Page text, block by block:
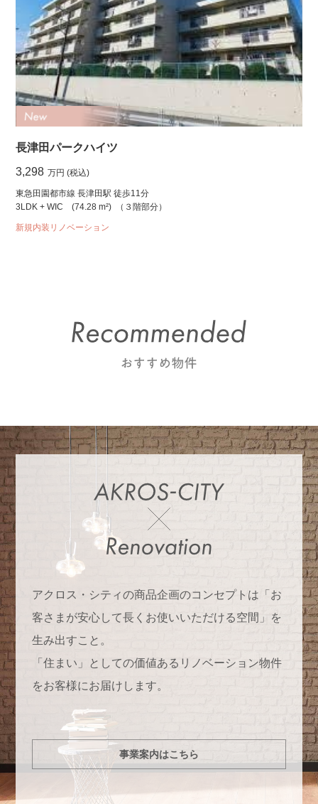
長津田パークハイツ
3,298 万円 (税込)
東急田園都市線 長津田駅 徒歩11分
3LDK + WIC
(74.28 m²) （３階部分）
新規内装リノベーション
アクロス・シティの商品企画のコンセプトは「お
客さまが安心して長くお使いいただける空間」を
生み出すこと。
「住まい」としての価値あるリノベーション物件
をお客様にお届けします。
事業案内はこちら